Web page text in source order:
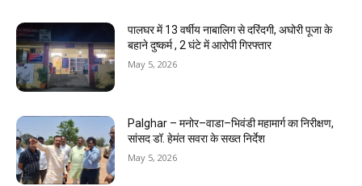
पालघर में 13 वर्षीय नाबालिग से दरिंदगी, अघोरी पूजा के
बहाने दुष्कर्म , 2 घंटे में आरोपी गिरफ्तार
May 5, 2026
Palghar – मनोर–वाडा–भिवंडी महामार्ग का निरीक्षण,
सांसद डॉ. हेमंत सवरा के सख्त निर्देश
May 5, 2026